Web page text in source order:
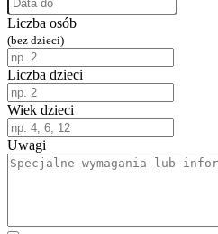
Liczba osób
(bez dzieci)
Liczba dzieci
Wiek dzieci
Uwagi